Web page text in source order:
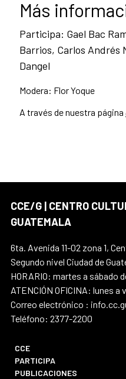
Más
Participa: Gael Bac
Barrios, Carlos Andrés
Dangel
Modera: Flor Yoque
A través de nuestra página
CCE/G | CENTRO
GUATEMALA
6ta. Avenida 11-02 zona 1,
Segundo nivel Ciudad de
HORARIO: martes a sábado
ATENCIÓN OFICINA: lunes
Correo electrónico :
Teléfono: 2377-2200
CCE
PARTICIPA
PUBLICACIONES